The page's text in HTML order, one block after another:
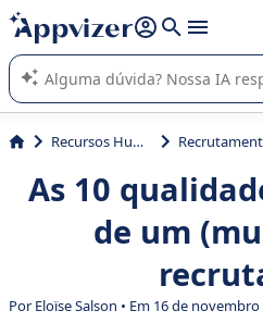
de nossa IA (várias linhas com
A IA do Appvizer o orienta no uso ou
SaaS para sua empresa.
Recursos Humanos (RH)
As 10
de um
Por Eloïse Salson • Em 16 de